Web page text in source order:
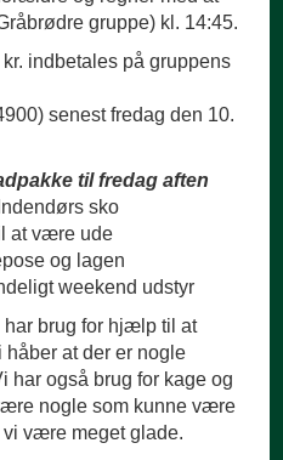
gruppe) kl. 14:45.
på gruppens
senest fredag den 10.
til fredag aften
sko
ude
lagen
udstyr
for hjælp til at
håber at der er nogle
har også brug for kage og
nogle som kunne være
være meget glade.